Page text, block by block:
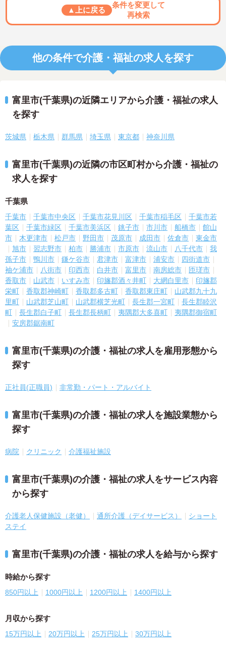
▲上に戻る
条件を変更して
再検索
他の条件で介護・福祉の求人を探す
富里市(千葉県)の近隣エリアから介護・福祉の求人
を探す
茨城県 栃木県 群馬県 埼玉県 東京都 神奈川県
富里市(千葉県)の近隣の市区町村から介護・福祉の
求人を探す
千葉県
千葉市 千葉市中央区 千葉市花見川区 千葉市稲毛区
千葉市若
葉区
千葉市緑区 千葉市美浜区 銚子市 市川市 船橋市
館山
市
木更津市 松戸市 野田市 茂原市 成田市 佐倉市
東金市
旭市
習志野市 柏市 勝浦市 市原市 流山市 八千代市
我
孫子市
鴨川市 鎌ケ谷市 君津市 富津市 浦安市
四街道市
袖ケ浦市
八街市 印西市 白井市 富里市 南房総市
匝瑳市
香取市
山武市 いすみ市 印旛郡酒々井町 大網白里市
印旛郡
栄町
香取郡神崎町 香取郡多古町 香取郡東庄町
山武郡九十九
里町
山武郡芝山町 山武郡横芝光町 長生郡一宮町
長生郡睦沢
町
長生郡白子町 長生郡長柄町 夷隅郡大多喜町
夷隅郡御宿町
安房郡鋸南町
富里市(千葉県)の介護・福祉の求人を雇用形態から
探す
正社員(正職員) 非常勤・パート・アルバイト
富里市(千葉県)の介護・福祉の求人を施設業態から
探す
病院 クリニック 介護福祉施設
富里市(千葉県)の介護・福祉の求人をサービス内容
から探す
介護老人保健施設（老健） 通所介護（デイサービス）
ショート
ステイ
富里市(千葉県)の介護・福祉の求人を給与から探す
時給から探す
850円以上 1000円以上 1200円以上 1400円以上
月収から探す
15万円以上 20万円以上 25万円以上 30万円以上